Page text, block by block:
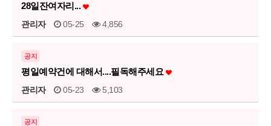
28일잔여자리...
관리자 05-25 4,856
공지
평일예약건에 대해서....필독해주세요
관리자 05-23 5,103
공지